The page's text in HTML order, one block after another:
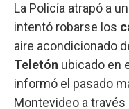
La Policía atrapó a
intentó robarse los
aire acondicionado
Teletón ubicado en
informó el pasado
Montevideo a